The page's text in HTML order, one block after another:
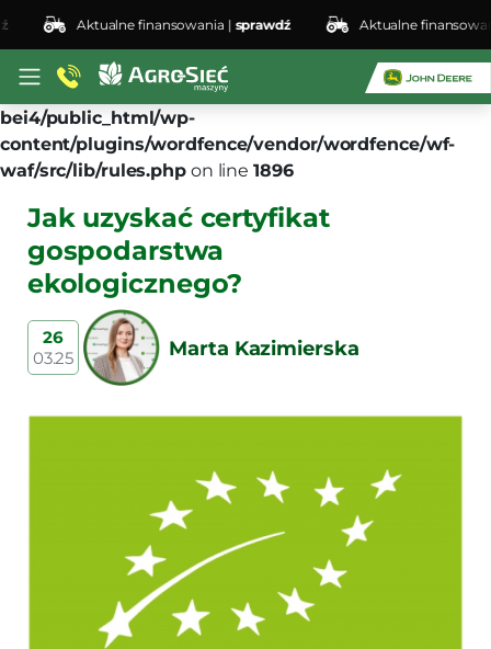
Deprecated
: preg_replace(): Passing null to parameter
#3 ($subject) of type array|string is deprecated in
/home/klient.dhosting.pl/lswis6155/agro-siec.pl-
bei4/public_html/wp-
content/plugins/wordfence/vendor/wordfence/wf-
waf/src/lib/rules.phpon line1896
Aktualne finansowania |sprawdź Aktualne finansowania |
Jak uzyskać certyfikat
gospodarstwa
ekologicznego?
26
03.25
Marta Kazimierska